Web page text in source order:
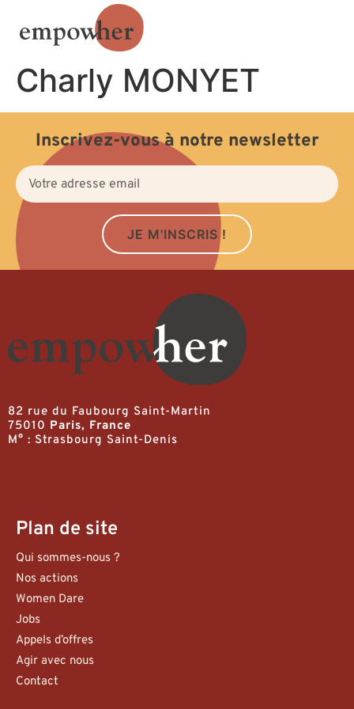
Charly MONYET
Inscrivez-vous à notre newsletter
JE M'INSCRIS !
82 rue du Faubourg Saint-Martin
75010 Paris, France
M° : Strasbourg Saint-Denis
Plan de site
Qui sommes-nous ?
Nos actions
Women Dare
Jobs
Appels d’offres
Agir avec nous
Contact